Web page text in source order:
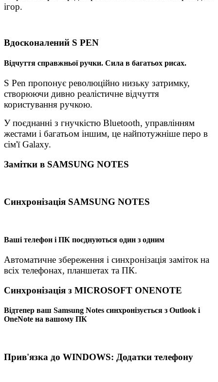
ігор.
Вдосконалений S PEN
Відчуття справжньої ручки. Сила в багатьох рисах.
S Pen пропонує революційно низьку затримку,
створюючи дивно реалістичне відчуття
користування ручкою.
У поєднанні з гнучкістю Bluetooth, управлінням
жестами і багатьом іншим, це найпотужніше перо в
сім'ї Galaxy.
Замітки в SAMSUNG NOTES
Синхронізація SAMSUNG NOTES
Ваші телефон і ПК поєднуються один з одним
Автоматичне збереження і синхронізація заміток на
всіх телефонах, планшетах та ПК.
Синхронізація з MICROSOFT ONENOTE
Відтепер ваш Samsung Notes синхронізується з Outlook і
OneNote на вашому ПК
Прив'язка до WINDOWS: Додатки телефону